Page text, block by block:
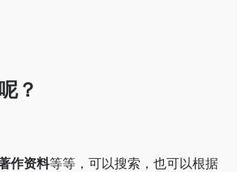
？
作资料等等，可以搜索，也可以根据